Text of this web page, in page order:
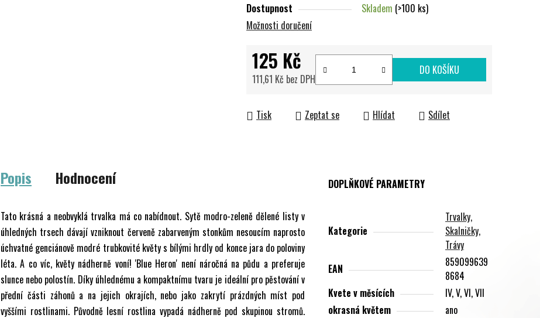
Dostupnost Skladem (>100 ks)
Možnosti doručení
125 Kč
111,61 Kč bez DPH
DO KOŠÍKU
Tisk Zeptat se Hlídat Sdílet
Popis Hodnocení
Tato krásná a neobvyklá trvalka má co nabídnout. Sytě modro-zeleně dělené listy v
úhledných trsech dávají vzniknout červeně zabarveným stonkům nesoucím naprosto
úchvatné genciánově modré trubkovité květy s bílými hrdly od konce jara do poloviny
léta. A co víc, květy nádherně voní! 'Blue Heron' není náročná na půdu a preferuje
slunce nebo polostín. Díky úhlednému a kompaktnímu tvaru je ideální pro pěstování v
přední části záhonů a na jejich okrajích, nebo jako zakrytí prázdných míst pod
vyššími rostlinami. Původně lesní rostlina vypadá nádherně pod skupinou stromů.
DOPLŇKOVÉ PARAMETRY
Kategorie
Trvalky,
Skalničky,
Trávy
EAN
859099639
8684
Kvete v měsících
IV, V, VI, VII
okrasná květem
ano